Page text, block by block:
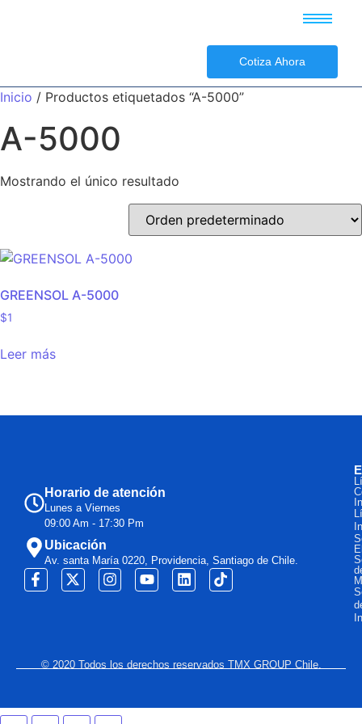
Cotiza Ahora
Inicio / Productos etiquetados “A-5000”
A-5000
Mostrando el único resultado
GREENSOL A-5000
$1
Leer más
Horario de atención
Lunes a Viernes
09:00 Am - 17:30 Pm
Ubicación
Av. santa María 0220, Providencia, Santiago de Chile.
© 2020 Todos los derechos reservados TMX GROUP Chile.